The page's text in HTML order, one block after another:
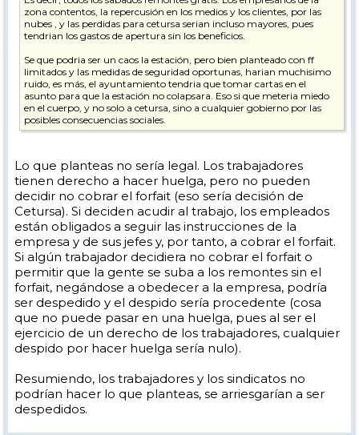
zona contentos, la repercusión en los medios y los clientes, por las
nubes , y las perdidas para cetursa serian incluso mayores, pues
tendrian los gastos de apertura sin los beneficios.
Se que podria ser un caos la estación, pero bien planteado con ff
limitados y las medidas de seguridad oportunas, harian muchisimo
ruido, es más, el ayuntamiento tendria que tomar cartas en el
asunto para que la estación no colapsara. Eso si que meteria miedo
en el cuerpo, y no solo a cetursa, sino a cualquier gobierno por las
posibles consecuencias sociales.
Lo que planteas no sería legal. Los trabajadores
tienen derecho a hacer huelga, pero no pueden
decidir no cobrar el forfait (eso sería decisión de
Cetursa). Si deciden acudir al trabajo, los empleados
están obligados a seguir las instrucciones de la
empresa y de sus jefes y, por tanto, a cobrar el forfait.
Si algún trabajador decidiera no cobrar el forfait o
permitir que la gente se suba a los remontes sin el
forfait, negándose a obedecer a la empresa, podría
ser despedido y el despido sería procedente (cosa
que no puede pasar en una huelga, pues al ser el
ejercicio de un derecho de los trabajadores, cualquier
despido por hacer huelga sería nulo).
Resumiendo, los trabajadores y los sindicatos no
podrían hacer lo que planteas, se arriesgarían a ser
despedidos.